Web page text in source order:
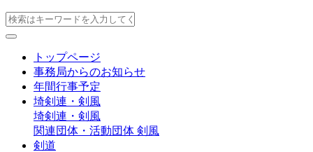
トップページ
事務局からのお知らせ
年間行事予定
埼剣連・剣風
埼剣連・剣風
関連団体・活動団体 剣風
剣道